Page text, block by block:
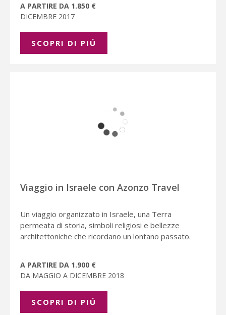
A PARTIRE DA 1.850 €
DICEMBRE 2017
SCOPRI DI PIÚ
Viaggio in Israele con Azonzo Travel
Un viaggio organizzato in Israele, una Terra
permeata di storia, simboli religiosi e bellezze
architettoniche che ricordano un lontano passato.
A PARTIRE DA 1.900 €
DA MAGGIO A DICEMBRE 2018
SCOPRI DI PIÚ